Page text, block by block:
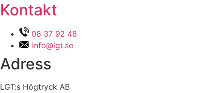
Kontakt
08 37 92 48
info@lgt.se
Adress
LGT:s Högtryck AB